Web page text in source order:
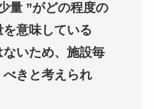
量 ”がどの程度の
意味している
いため、施設毎
きと考えられ